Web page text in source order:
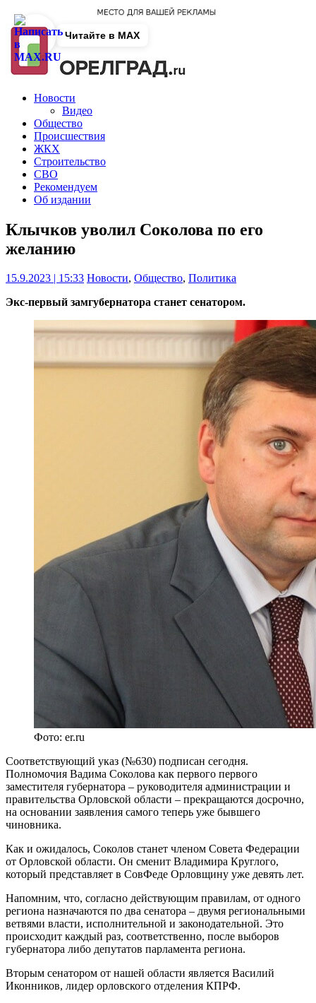
Новости
Видео
Общество
Происшествия
ЖКХ
Строительство
СВО
Рекомендуем
Об издании
Клычков уволил Соколова по его
желанию
15.9.2023 | 15:33 Новости, Общество, Политика
Экс-первый замгубернатора станет сенатором.
Фото: er.ru
Соответствующий указ (№630) подписан сегодня.
Полномочия Вадима Соколова как первого первого
заместителя губернатора – руководителя администрации и
правительства Орловской области – прекращаются досрочно,
на основании заявления самого теперь уже бывшего
чиновника.
Как и ожидалось, Соколов станет членом Совета Федерации
от Орловской области. Он сменит Владимира Круглого,
который представляет в СовФеде Орловщину уже девять лет.
Напомним, что, согласно действующим правилам, от одного
региона назначаются по два сенатора – двумя региональными
ветвями власти, исполнительной и законодательной. Это
происходит каждый раз, соответственно, после выборов
губернатора либо депутатов парламента региона.
Вторым сенатором от нашей области является Василий
Иконников, лидер орловского отделения КПРФ.
Читайте в MAX